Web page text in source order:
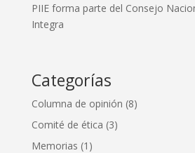
PIIE forma parte del Consejo
Integra
Categorías
Columna de opinión (8)
Comité de ética (3)
Memorias (1)